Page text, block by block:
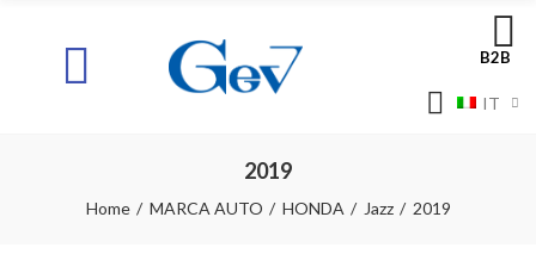
B2B
IT
2019
Home MARCA AUTO HONDA Jazz 2019